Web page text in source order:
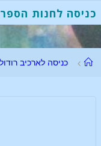
כניסה לחנות
עמודכניסה לארכיב